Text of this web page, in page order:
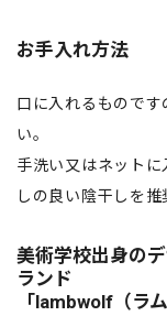
お手入れ方法
口に入れるもので
い。
手洗い又はネット
しの良い陰干しを推
美術学校出身の
ランド
「lambwolf（ラ